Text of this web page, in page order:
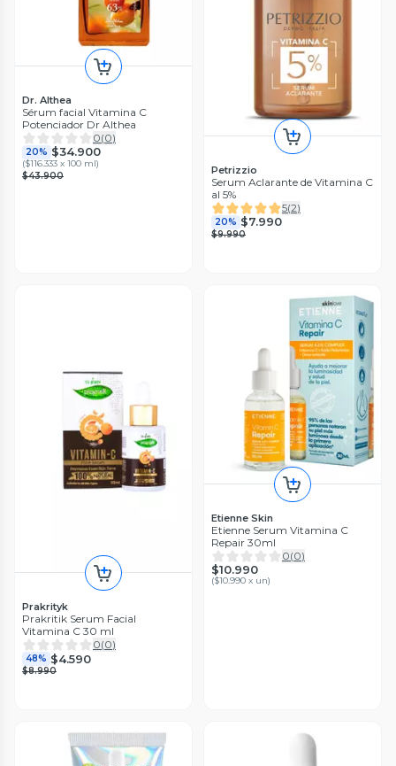
Dr. Althea
Sérum facial Vitamina C
Potenciador Dr Althea
0(0)
20% $34.900
($116.333 x 100 ml)
$43.900
Petrizzio
Serum Aclarante de Vitamina C
al 5%
5(2)
20% $7.990
$9.990
Prakrityk
Prakritik Serum Facial
Vitamina C 30 ml
0(0)
48% $4.590
$8.990
Etienne Skin
Etienne Serum Vitamina C
Repair 30ml
0(0)
$10.990
($10.990 x un)